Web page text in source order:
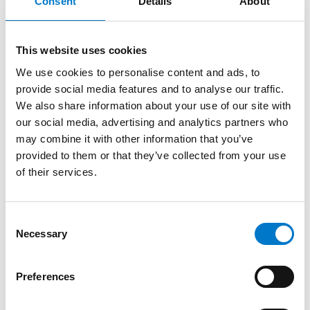
This website uses cookies
We use cookies to personalise content and ads, to
provide social media features and to analyse our traffic.
We also share information about your use of our site with
our social media, advertising and analytics partners who
may combine it with other information that you’ve
provided to them or that they’ve collected from your use
of their services.
Necessary
Preferences
produits, rendez vous dans l’ongletRessources,
rubrique Homologationsoucliquez icipour y accéder
directement.
Attention l’utilisation de ces produits est
réglementé par
l’ Article R313-29
automobilistes qui n’y sont pas habilités : “de détenir,
transporter à un titre quelconque les feux réservés aux
véhicules d’intérêt général”. Cela signifie qu’un